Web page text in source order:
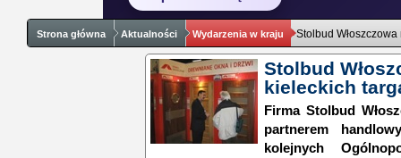
Strona główna Aktualności Wydarzenia w kraju Stolbud
Stolbud
kieleckich
Firma Stolbud
partnerem
kolejnych